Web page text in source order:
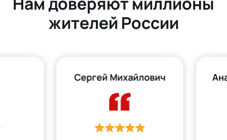
жителей России
Сергей Михайлович